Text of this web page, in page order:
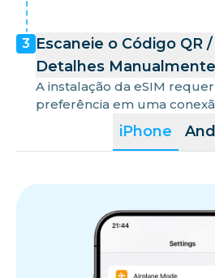
Region.san marino
Eslováquia
Espanha
Suécia
iPhone
3 Escaneie o Código QR
Detalhes Manualmente
A instalação da eSIM
preferência em uma